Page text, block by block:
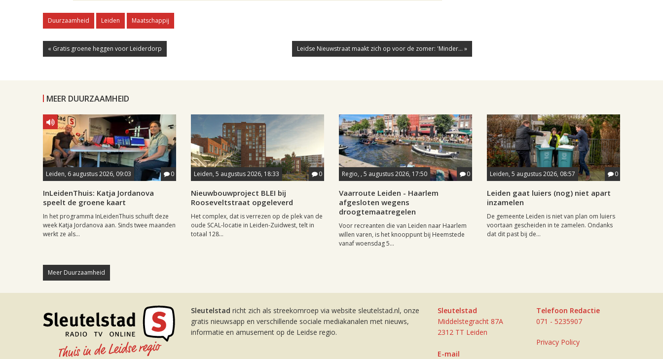
Duurzaamheid Leiden Maatschappij
« Gratis groene heggen voor Leiderdorp Leidse Nieuwstraat maakt zich op voor de zomer: 'Minder... »
MEER DUURZAAMHEID
Leiden, 6 augustus 2026, 09:03 0
InLeidenThuis: Katja Jordanova
speelt de groene kaart
In het programma InLeidenThuis schuift deze
week Katja Jordanova aan. Sinds twee maanden
werkt ze als...
Leiden, 5 augustus 2026, 18:33 0
Nieuwbouwproject BLEI bij
Rooseveltstraat opgeleverd
Het complex, dat is verrezen op de plek van de
oude SCAL-locatie in Leiden-Zuidwest, telt in
totaal 128...
Regio, , 5 augustus 2026, 17:50 0
Vaarroute Leiden - Haarlem
afgesloten wegens
droogtemaatregelen
Voor recreanten die van Leiden naar Haarlem
willen varen, is het knooppunt bij Heemstede
vanaf woensdag 5...
Leiden, 5 augustus 2026, 08:57 0
Leiden gaat luiers (nog) niet apart
inzamelen
De gemeente Leiden is niet van plan om luiers
voortaan gescheiden in te zamelen. Ondanks
dat dit past bij de...
Meer Duurzaamheid
Sleutelstad richt zich als streekomroep via website sleutelstad.nl, onze
gratis nieuwsapp en verschillende sociale mediakanalen met nieuws,
informatie en amusement op de Leidse regio.
Sleutelstad
Middelstegracht 87A
2312 TT Leiden
E-mail
Telefoon Redactie
071 - 5235907
Privacy Policy